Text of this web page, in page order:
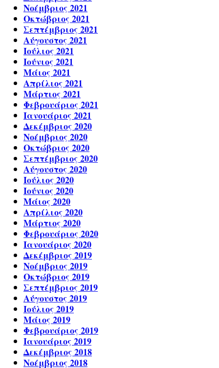
Νοέμβριος 2021
Οκτώβριος 2021
Σεπτέμβριος 2021
Αύγουστος 2021
Ιούλιος 2021
Ιούνιος 2021
Μάιος 2021
Απρίλιος 2021
Μάρτιος 2021
Φεβρουάριος 2021
Ιανουάριος 2021
Δεκέμβριος 2020
Νοέμβριος 2020
Οκτώβριος 2020
Σεπτέμβριος 2020
Αύγουστος 2020
Ιούλιος 2020
Ιούνιος 2020
Μάιος 2020
Απρίλιος 2020
Μάρτιος 2020
Φεβρουάριος 2020
Ιανουάριος 2020
Δεκέμβριος 2019
Νοέμβριος 2019
Οκτώβριος 2019
Σεπτέμβριος 2019
Αύγουστος 2019
Ιούλιος 2019
Μάιος 2019
Φεβρουάριος 2019
Ιανουάριος 2019
Δεκέμβριος 2018
Νοέμβριος 2018